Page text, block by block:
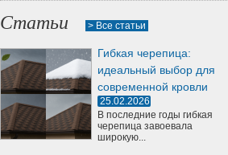
Статьи > Все статьи
Гибкая черепица:
идеальный выбор для
современной кровли
25.02.2026
В последние годы гибкая
черепица завоевала
широкую...